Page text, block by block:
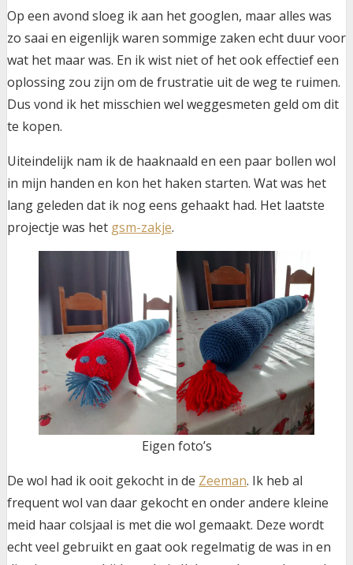
Op een avond sloeg ik aan het googlen, maar alles was
zo saai en eigenlijk waren sommige zaken echt duur voor
wat het maar was. En ik wist niet of het ook effectief een
oplossing zou zijn om de frustratie uit de weg te ruimen.
Dus vond ik het misschien wel weggesmeten geld om dit
te kopen.
Uiteindelijk nam ik de haaknaald en een paar bollen wol
in mijn handen en kon het haken starten. Wat was het
lang geleden dat ik nog eens gehaakt had. Het laatste
projectje was het gsm-zakje.
Eigen foto’s
De wol had ik ooit gekocht in de Zeeman. Ik heb al
frequent wol van daar gekocht en onder andere kleine
meid haar colsjaal is met die wol gemaakt. Deze wordt
echt veel gebruikt en gaat ook regelmatig de was in en